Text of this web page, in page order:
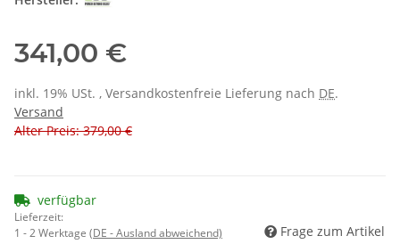
341,00 €
inkl. 19% USt. , Versandkostenfreie Lieferung nach DE.
Versand
Alter Preis: 379,00 €
verfügbar
Lieferzeit:
1 - 2 Werktage (DE - Ausland abweichend) Frage zum Artikel